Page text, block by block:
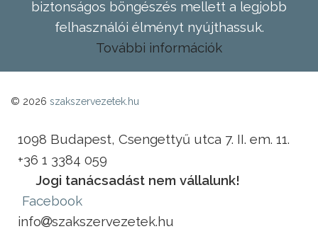
biztonságos böngészés mellett a legjobb
felhasználói élményt nyújthassuk.
További információk
© 2026 szakszervezetek.hu
1098 Budapest, Csengettyű utca 7. II. em. 11.
+36 1 3384 059
Jogi tanácsadást nem vállalunk!
Facebook
info
szakszervezetek.hu